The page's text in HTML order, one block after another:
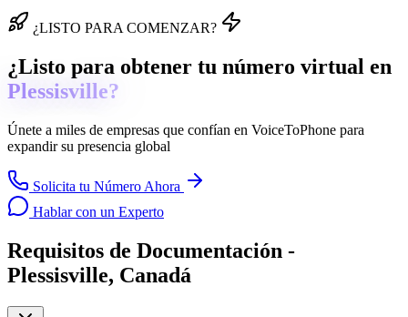
¿LISTO PARA COMENZAR?
¿Listo para obtener tu número virtual en
Plessisville?
Únete a miles de empresas que confían en VoiceToPhone para
expandir su presencia global
Solicita tu Número Ahora
Hablar con un Experto
Requisitos de Documentación -
Plessisville, Canadá